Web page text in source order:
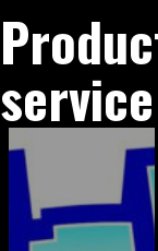
service